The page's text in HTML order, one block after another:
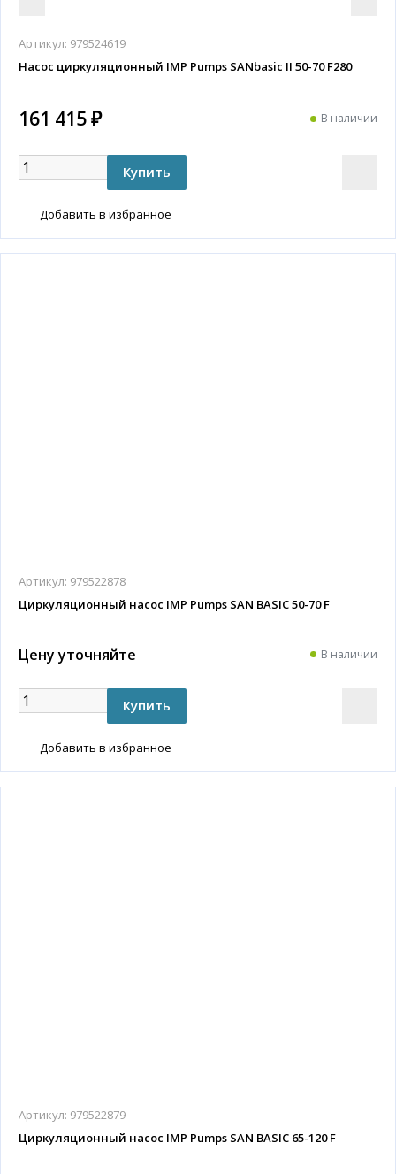
Артикул: 979524619
Насос циркуляционный IMP Pumps SANbasic II 50-70 F280
161 415 ₽ В наличии
Добавить в избранное
Артикул: 979522878
Циркуляционный насос IMP Pumps SAN BASIC 50-70 F
Цену уточняйте В наличии
Добавить в избранное
Артикул: 979522879
Циркуляционный насос IMP Pumps SAN BASIC 65-120 F